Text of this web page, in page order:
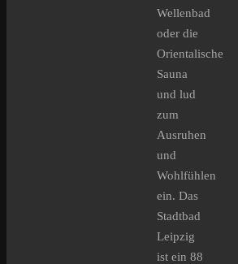
Wellenbad
oder die
Orientalische
Sauna
und lud
zum
Ausruhen
und
Wohlfühlen
ein. Das
Stadtbad
Leipzig
ist ein 88